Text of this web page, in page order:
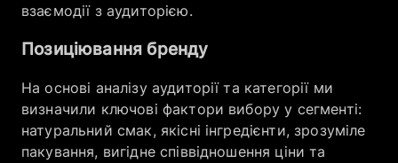
взаємодії з аудиторією.
Позиціювання бренду
На основі аналізу аудиторії та категорії ми
визначили ключові фактори вибору у сегменті:
натуральний смак, якісні інгредієнти, зрозуміле
пакування, вигідне співвідношення ціни та